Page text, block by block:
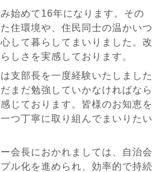
始めて16年になります。その
住環境や、住民同士の温かいつ
して暮らしてまいりました。改
しさを実感しております。
支部長を一度経験いたしました
まだ勉強していかなければなら
じております。皆様のお知恵を
つ丁寧に取り組んでまいりたい
会長におかれましては、自治会
ル化を進められ、効率的で持続